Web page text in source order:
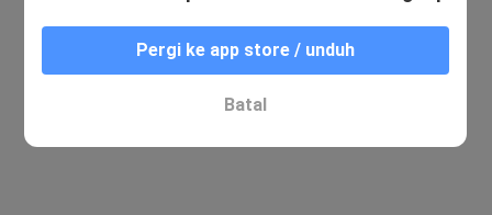
Pergi ke app store / unduh
Batal